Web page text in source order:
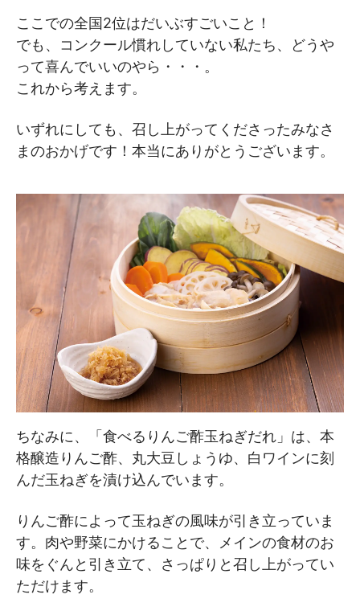
ここでの全国2位はだいぶすごいこと！
でも、コンクール慣れしていない私たち、どうや
って喜んでいいのやら・・・。
これから考えます。
いずれにしても、召し上がってくださったみなさ
まのおかげです！本当にありがとうございます。
ちなみに、「食べるりんご酢玉ねぎだれ」は、本
格醸造りんご酢、丸大豆しょうゆ、白ワインに刻
んだ玉ねぎを漬け込んでいます。
りんご酢によって玉ねぎの風味が引き立っていま
す。肉や野菜にかけることで、メインの食材のお
味をぐんと引き立て、さっぱりと召し上がってい
ただけます。